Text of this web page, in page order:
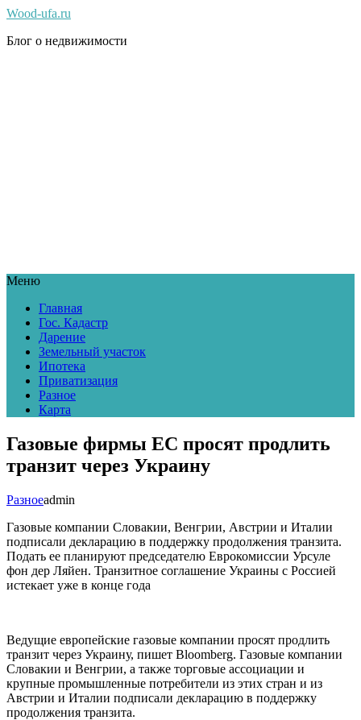
Wood-ufa.ru
Блог о недвижимости
Меню
Главная
Гос. Кадастр
Дарение
Земельный участок
Ипотека
Приватизация
Разное
Карта
Газовые фирмы ЕС просят продлить
транзит через Украину
Разноеadmin
Газовые компании Словакии, Венгрии, Австрии и Италии
подписали декларацию в поддержку продолжения транзита.
Подать ее планируют председателю Еврокомиссии Урсуле
фон дер Ляйен. Транзитное соглашение Украины с Россией
истекает уже в конце года
Ведущие европейские газовые компании просят продлить
транзит через Украину, пишет Bloomberg. Газовые компании
Словакии и Венгрии, а также торговые ассоциации и
крупные промышленные потребители из этих стран и из
Австрии и Италии подписали декларацию в поддержку
продолжения транзита.